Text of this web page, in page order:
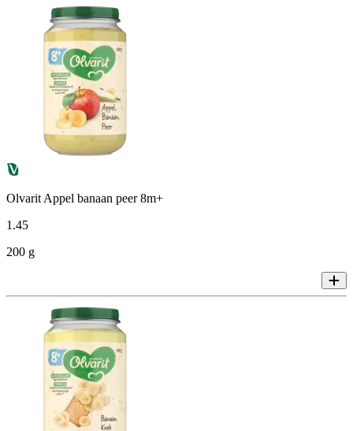
Olvarit Appel banaan peer 8m+
1.45
200 g